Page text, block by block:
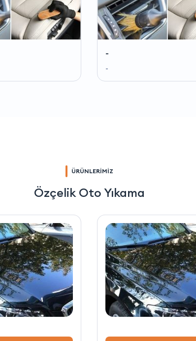
-
-
ÜRÜNLERİMİZ
Özçelik Oto Yıkama